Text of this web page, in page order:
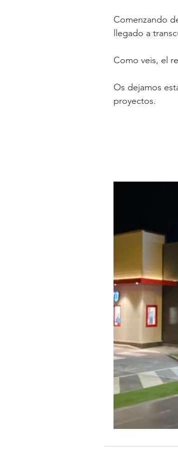
Comenzando
llegado a
Como veis, el
Os dejamos
proyectos.